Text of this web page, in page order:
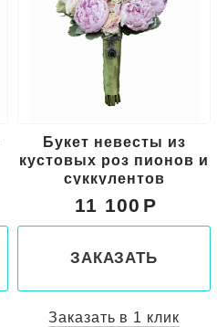
Букет невесты из
кустовых роз пионов и
суккулентов
11 100
ЗАКАЗАТЬ
Заказать в 1 клик